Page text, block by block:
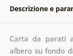
Descrizione e
Carta da parati
albero su fondo